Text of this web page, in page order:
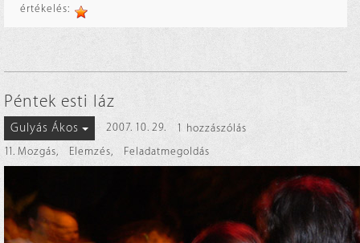
értékelés:
Péntek esti láz
Gulyás Ákos 2007. 10. 29.
1 hozzászólás
11. Mozgás, Elemzés, Feladatmegoldás